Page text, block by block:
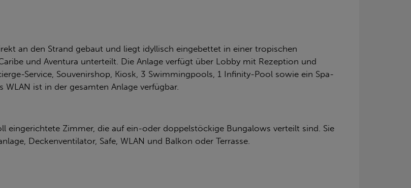
an den Strand gebaut und liegt idyllisch eingebettet in einer tropischen
und Aventura unterteilt. Die Anlage verfügt über Lobby mit Rezeption und
Service, Souvenirshop, Kiosk, 3 Swimmingpools, 1 Infinity-Pool sowie ein Spa-
ist in der gesamten Anlage verfügbar.
eingerichtete Zimmer, die auf ein-oder doppelstöckige Bungalows verteilt sind. Sie
Deckenventilator, Safe, WLAN und Balkon oder Terrasse.